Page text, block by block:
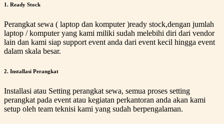
1. Ready Stock
Perangkat sewa ( laptop dan komputer )ready stock,dengan jumlah
laptop / komputer yang kami miliki sudah melebihi diri dari vendor
lain dan kami siap support event anda dari event kecil hingga event
dalam skala besar.
2. Installasi Perangkat
Installasi atau Setting perangkat sewa, semua proses setting
perangkat pada event atau kegiatan perkantoran anda akan kami
setup oleh team teknisi kami yang sudah berpengalaman.